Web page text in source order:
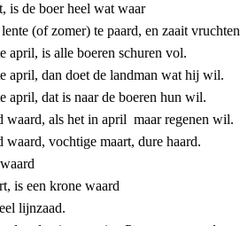
is de boer heel wat waar
(of zomer) te paard, en zaait
april, is alle boeren schuren vol.
april, dan doet de landman wat hij wil.
april, dat is naar de boeren hun wil.
waard, als het in april maar regenen wil.
waard, vochtige maart, dure haard.
is een krone waard
lijnzaad.